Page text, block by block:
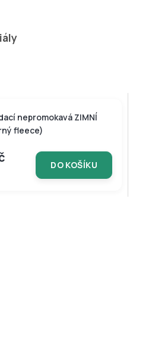
nepromokavá ZIMNÍ
fleece)
DO KOŠÍKU